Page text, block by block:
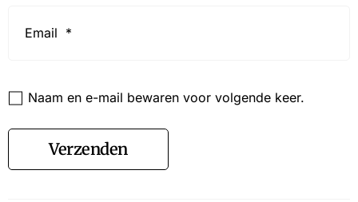
Naam en e-mail bewaren voor volgende keer.
Verzenden